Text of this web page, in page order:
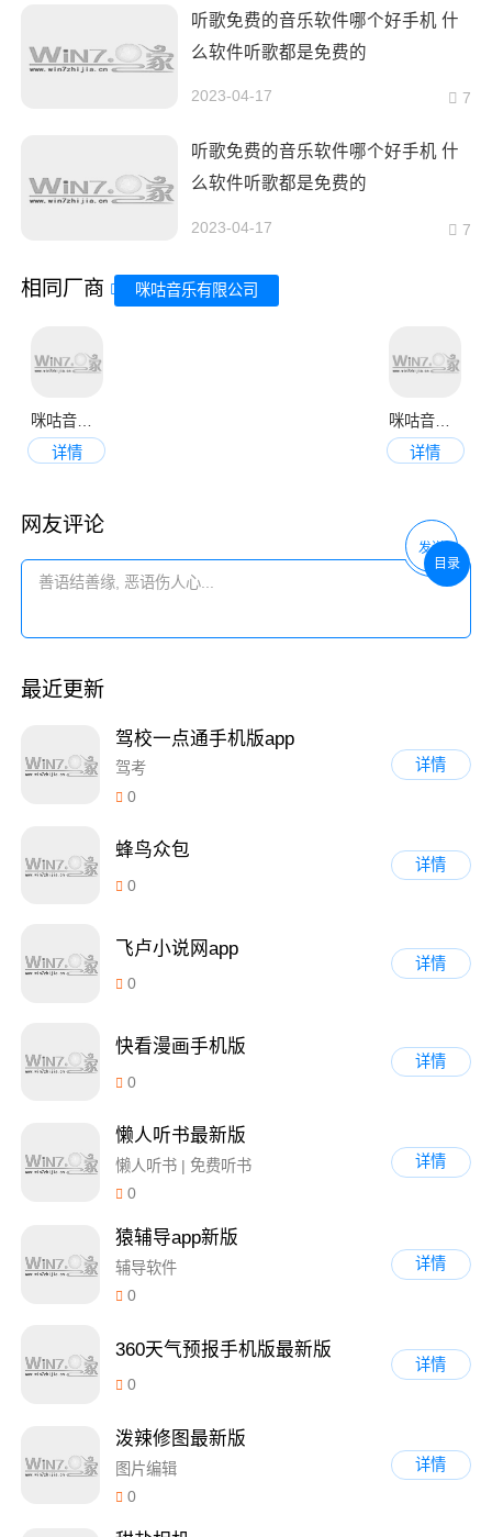
听歌免费的音乐软件哪个好手机 什
么软件听歌都是免费的
2023-04-17 7
听歌免费的音乐软件哪个好手机 什
么软件听歌都是免费的
2023-04-17 7
相同厂商 咪咕音乐有限公司
咪咕音乐app新版
详情
咪咕音乐极速版
详情
网友评论
发送
最近更新
驾校一点通手机版app
驾考
0
详情
蜂鸟众包
0
详情
飞卢小说网app
0
详情
快看漫画手机版
0
详情
懒人听书最新版
懒人听书 | 免费听书
0
详情
猿辅导app新版
辅导软件
0
详情
360天气预报手机版最新版
0
详情
泼辣修图最新版
图片编辑
0
详情
目录